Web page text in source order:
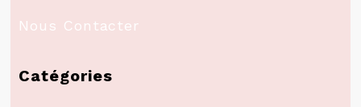
Nous Contacter
Catégories